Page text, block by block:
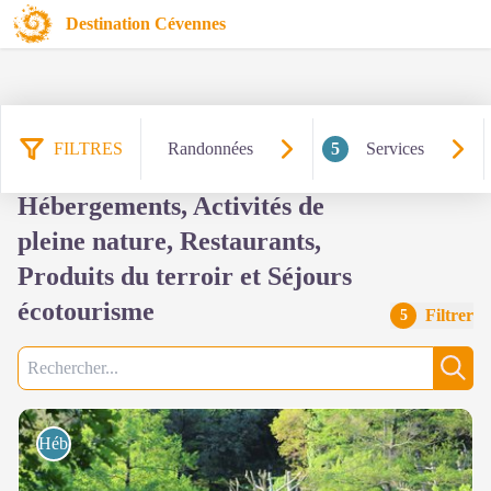
Destination Cévennes
FILTRES Randonnées 5 Services
Hébergements, Activités de
pleine nature, Restaurants,
Produits du terroir et Séjours
écotourisme
5 Filtrer
Recherche
Hébergements